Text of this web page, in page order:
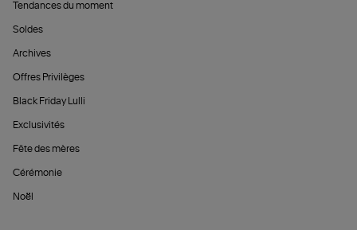
Tendances du moment
Soldes
Archives
Offres Privilèges
Black Friday Lulli
Exclusivités
Fête des mères
Cérémonie
Noël